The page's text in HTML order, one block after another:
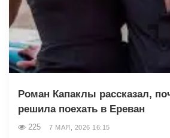
Роман Капаклы рассказал,
решила поехать в Ереван
225 7 МАЯ, 2026 16:15